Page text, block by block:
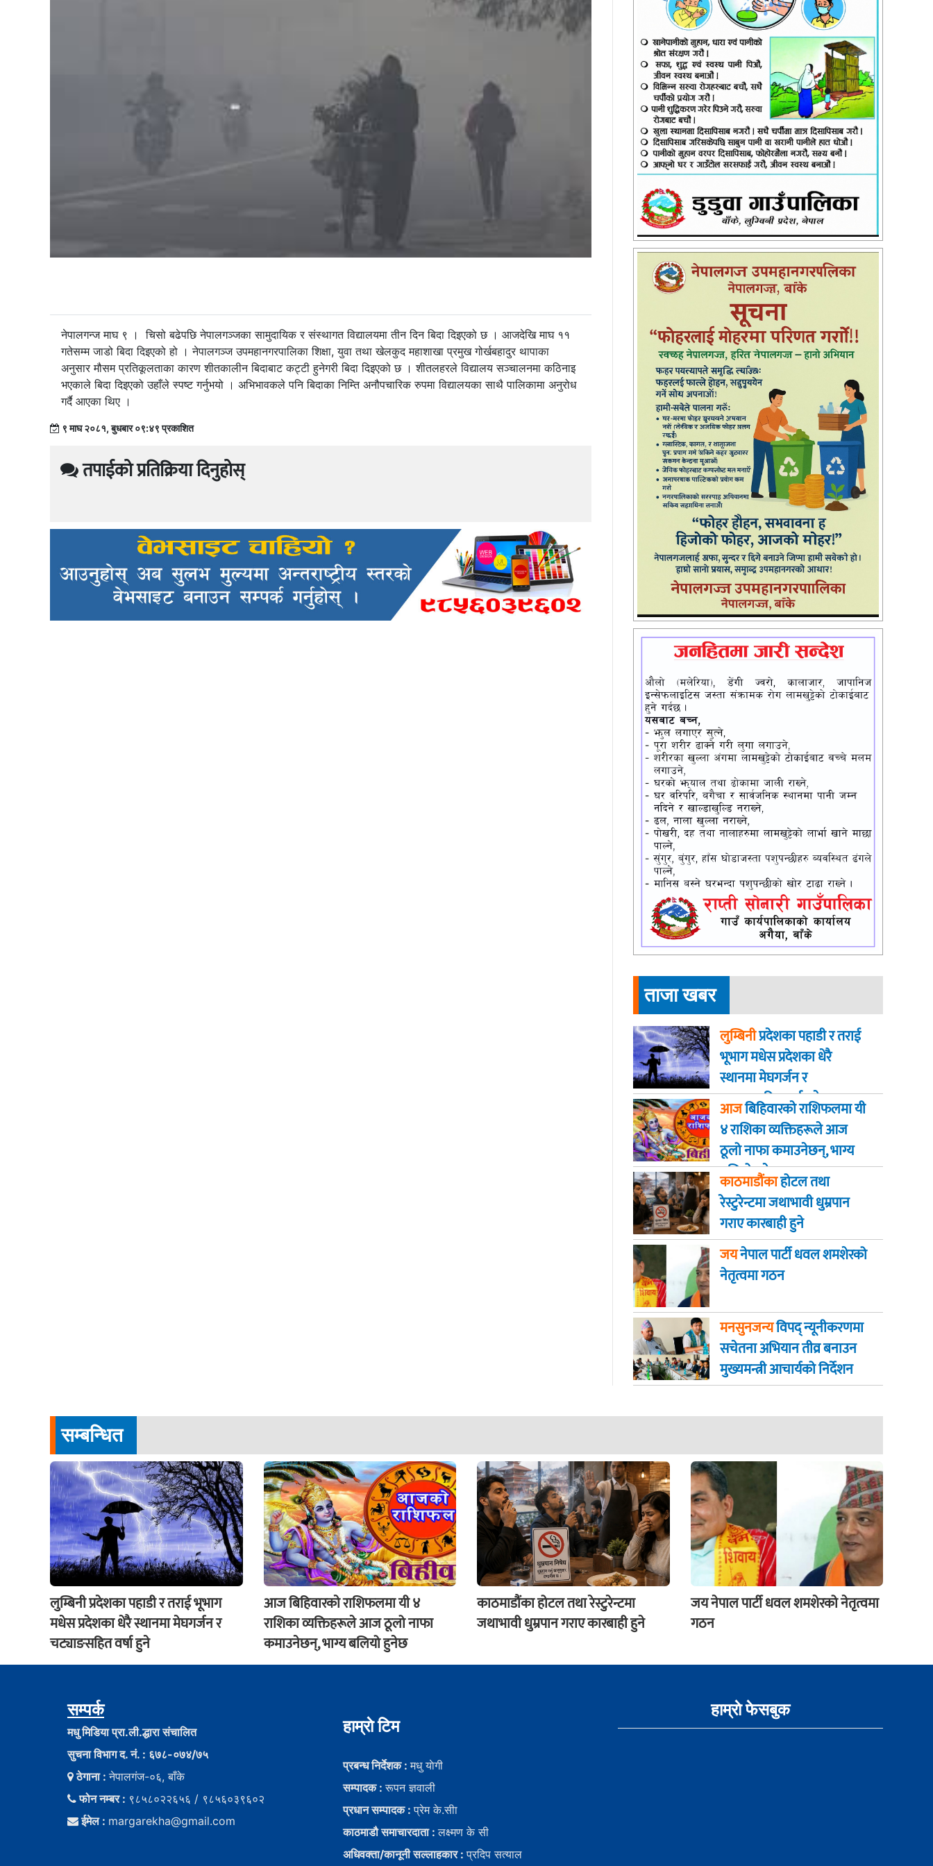
नेपालगन्ज माघ ९ । चिसो बढेपछि नेपालगञ्जका सामुदायिक र संस्थागत विद्यालयमा तीन दिन बिदा दिइएको छ । आजदेखि माघ ११
गतेसम्म जाडो बिदा दिइएको हो । नेपालगञ्ज उपमहानगरपालिका शिक्षा, युवा तथा खेलकुद महाशाखा प्रमुख गोर्खबहादुर थापाका
अनुसार मौसम प्रतिकूलताका कारण शीतकालीन बिदाबाट कट्टी हुनेगरी बिदा दिइएको छ । शीतलहरले विद्यालय सञ्चालनमा कठिनाइ
भएकाले बिदा दिइएको उहाँले स्पष्ट गर्नुभयो । अभिभावकले पनि बिदाका निम्ति अनौपचारिक रुपमा विद्यालयका साथै पालिकामा अनुरोध
गर्दै आएका थिए ।
९ माघ २०८१, बुधबार ०९:४९ प्रकाशित
तपाईको प्रतिक्रिया दिनुहोस्
ताजा खबर
लुम्बिनीप्रदेशका पहाडी र तराई
भूभाग मधेस प्रदेशका धेरै
स्थानमा मेघगर्जन र
चट्याङसहित वर्षा हुने
आजबिहिवारकाे राशिफलमा यी
४ राशिका व्यक्तिहरूले आज
ठूलो नाफा कमाउनेछन्, भाग्य
बलियो हुनेछ
काठमाडौंकाहोटल तथा
रेस्टुरेन्टमा जथाभावी धुम्रपान
गराए कारबाही हुने
जयनेपाल पार्टी धवल शमशेरको
नेतृत्वमा गठन
मनसुनजन्यविपद् न्यूनीकरणमा
सचेतना अभियान तीव्र बनाउन
मुख्यमन्त्री आचार्यको निर्देशन
सम्बन्धित
लुम्बिनी प्रदेशका पहाडी र तराई भूभाग
मधेस प्रदेशका धेरै स्थानमा मेघगर्जन र
चट्याङसहित वर्षा हुने
आज बिहिवारकाे राशिफलमा यी ४
राशिका व्यक्तिहरूले आज ठूलो नाफा
कमाउनेछन्, भाग्य बलियो हुनेछ
काठमाडौंका होटल तथा रेस्टुरेन्टमा
जथाभावी धुम्रपान गराए कारबाही हुने
जय नेपाल पार्टी धवल शमशेरको नेतृत्वमा
गठन
सम्पर्क
मधु मिडिया प्रा.ली.द्धारा संचालित
सुचना विभाग द. नं. : ६७८-०७४/७५
ठेगाना :नेपालगंज-०६, बाँके
फोन नम्बर : ९८५८०२२६५६ / ९८५६०३९६०२
ईमेल : margarekha@gmail.com
हाम्राे टिम
प्रबन्ध निर्देशक :मधु याेगी
सम्पादक :रूपन ज्ञवाली
प्रधान सम्पादक :प्रेम के.सीा
काठमाडौ समाचारदाता :लक्ष्मण के सी
अधिवक्ता/कानूनी सल्लाहकार :प्रदिप सत्याल
हाम्राे फेसबुक